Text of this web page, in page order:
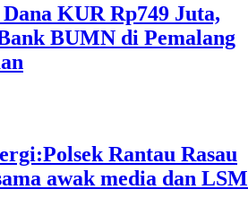
KUR Rp749 Juta,
BUMN di Pemalang
Rantau Rasau
awak media dan LSM